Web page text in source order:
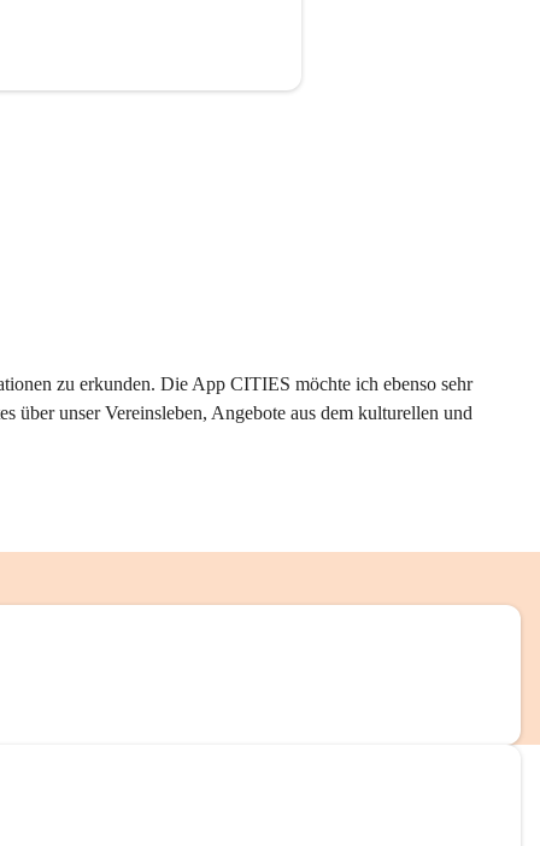
zu erkunden. Die App CITIES möchte ich ebenso sehr
über unser Vereinsleben, Angebote aus dem kulturellen und